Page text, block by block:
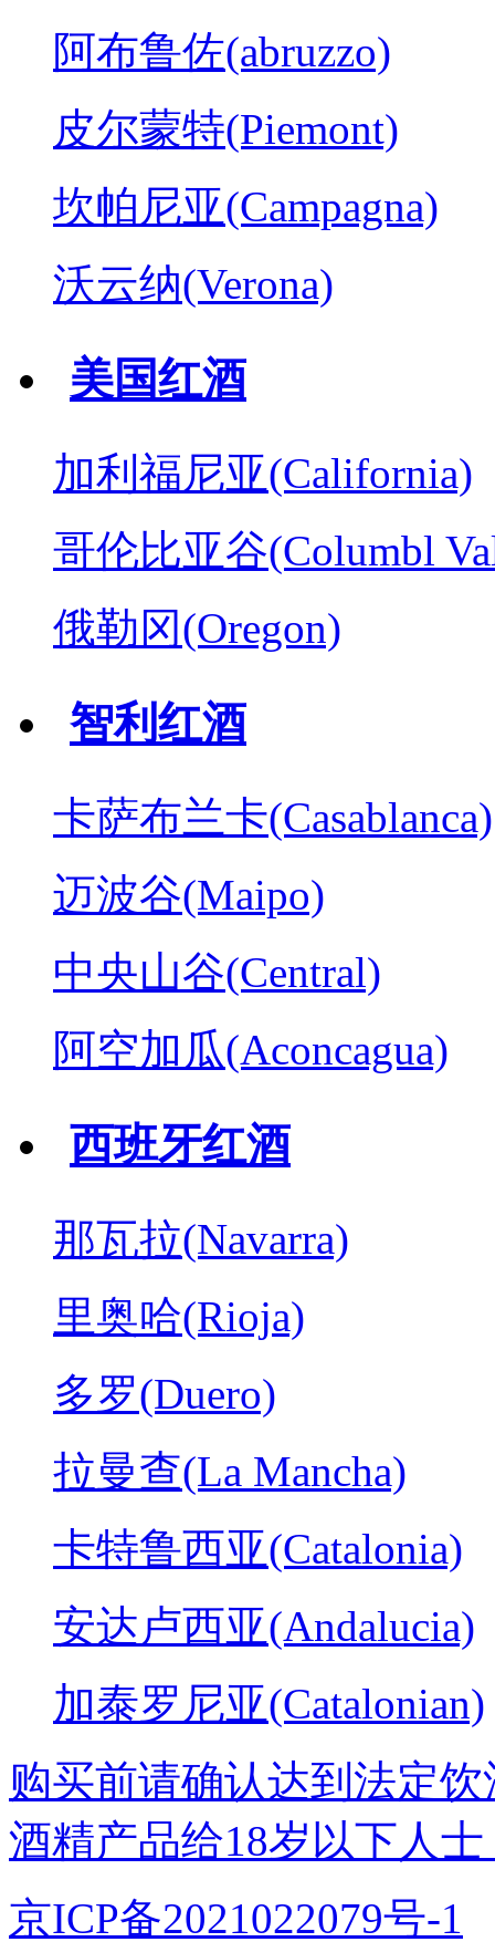
阿布鲁佐(abruzzo)
皮尔蒙特(Piemont)
坎帕尼亚(Campagna)
沃云纳(Verona)
美国红酒
加利福尼亚(California)
哥伦比亚谷(Columbl
俄勒冈(Oregon)
智利红酒
卡萨布兰卡(Casablanca)
迈波谷(Maipo)
中央山谷(Central)
阿空加瓜(Aconcagua)
西班牙红酒
那瓦拉(Navarra)
里奥哈(Rioja)
多罗(Duero)
拉曼查(La Mancha)
卡特鲁西亚(Catalonia)
安达卢西亚(Andalucia)
加泰罗尼亚(Catalonian)
购买前请确认达到法定
酒精产品给18岁以下人士
京ICP备2021022079号-1